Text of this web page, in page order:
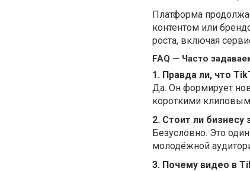
Платформа
контентом или
роста, включая
FAQ — Часто
1. Правда ли, что
Да. Он формирует
короткими
2. Стоит ли бизнесу
Безусловно. Это
молодёжной
3. Почему видео в